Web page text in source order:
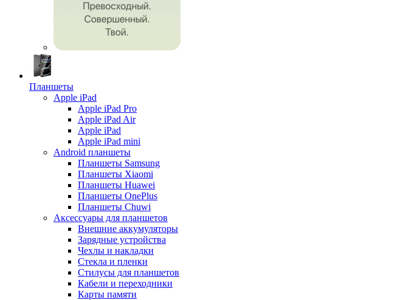
Планшеты
Apple iPad
Apple iPad Pro
Apple iPad Air
Apple iPad
Apple iPad mini
Android планшеты
Планшеты Samsung
Планшеты Xiaomi
Планшеты Huawei
Планшеты OnePlus
Планшеты Chuwi
Аксессуары для планшетов
Внешние аккумуляторы
Зарядные устройства
Чехлы и накладки
Стекла и пленки
Стилусы для планшетов
Кабели и переходники
Карты памяти